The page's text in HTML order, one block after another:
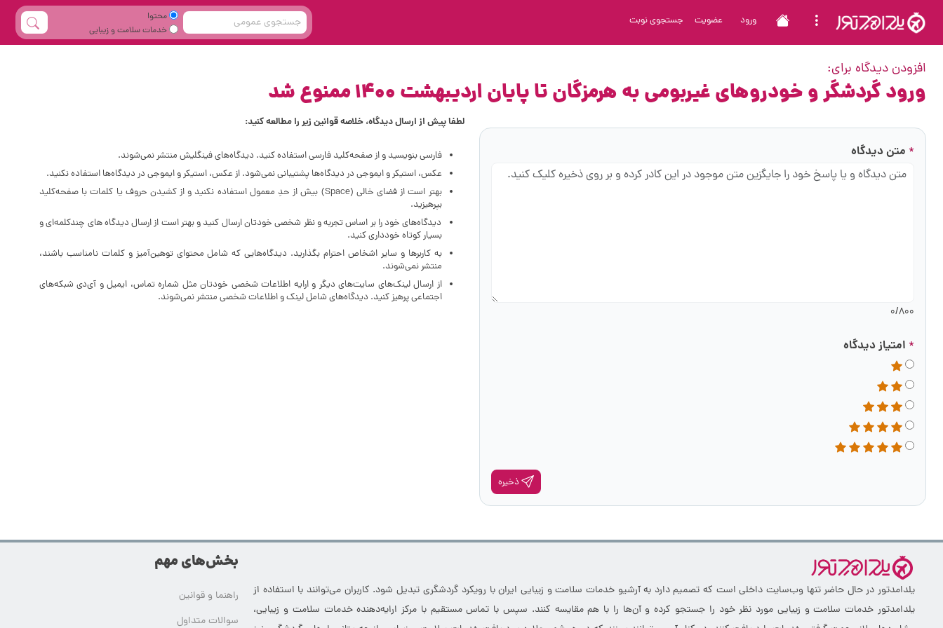
ورود عضویت جستجوی نوبت
محتوا
خدمات سلامت و زیبایی
افزودن دیدگاه برای:
ورود گردشگر و خودروهای غیربومی به هرمزگان تا پایان اردیبهشت 1400 ممنوع شد
* متن دیدگاه
0/800
* امتیاز دیدگاه
ذخیره
لطفا پیش از ارسال دیدگاه، خلاصه قوانین زیر را مطالعه کنید:
فارسی بنویسید و از صفحه‌کلید فارسی استفاده کنید. دیدگاه‌های فینگلیش منتشر نمی‌شوند.
عکس، استیکر و ایموجی در دیدگاه‌ها پشتیبانی نمی‌شود. از عکس، استیکر و ایموجی در دیدگاه‌ها استفاده نکنید.
بهتر است از فضای خالی (Space) بیش‌ از‌ حدِ معمول استفاده نکنید و از کشیدن حروف یا کلمات با صفحه‌کلید
بپرهیزید.
دیدگاه‌های خود را بر اساس تجربه و نظر شخصی خودتان ارسال کنید و بهتر است از ارسال دیدگاه های چندکلمه‌‌ای و
بسیار کوتاه خودداری کنید.
به کاربرها و سایر اشخاص احترام بگذارید. دیدگاه‌هایی که شامل محتوای توهین‌آمیز و کلمات نامناسب باشند،
منتشر نمی‌شوند.
از ارسال لینک‌های سایت‌های دیگر و ارایه اطلاعات شخصی خودتان مثل شماره تماس، ایمیل و آی‌دی شبکه‌های
اجتماعی پرهیز کنید. دیدگاه‌های شامل لینک و اطلاعات شخصی منتشر نمی‌شوند.
یلدامدتور در حال حاضر تنها وب‌سایت داخلی است که تصمیم دارد به آرشیو خدمات سلامت و زیبایی ایران با رویکرد گردشگری تبدیل شود. کاربران می‌توانند با استفاده از
یلدامدتور خدمات سلامت و زیبایی مورد نظر خود را جستجو کرده و آن‌ها را با هم مقایسه کنند. سپس با تماس مستقیم با مرکز ارایه‌دهنده خدمات سلامت و زیبایی،
بخش‌های مهم
راهنما و قوانین
سوالات متداول